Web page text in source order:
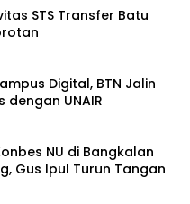
STS Transfer Batu
Digital, BTN Jalin
dengan UNAIR
NU di Bangkalan
Gus Ipul Turun Tangan